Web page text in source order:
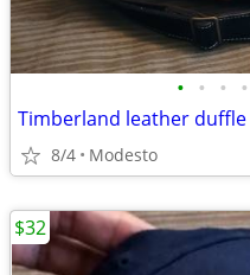
• • • •
Timberland leather duffle
8/4 Modesto
$32